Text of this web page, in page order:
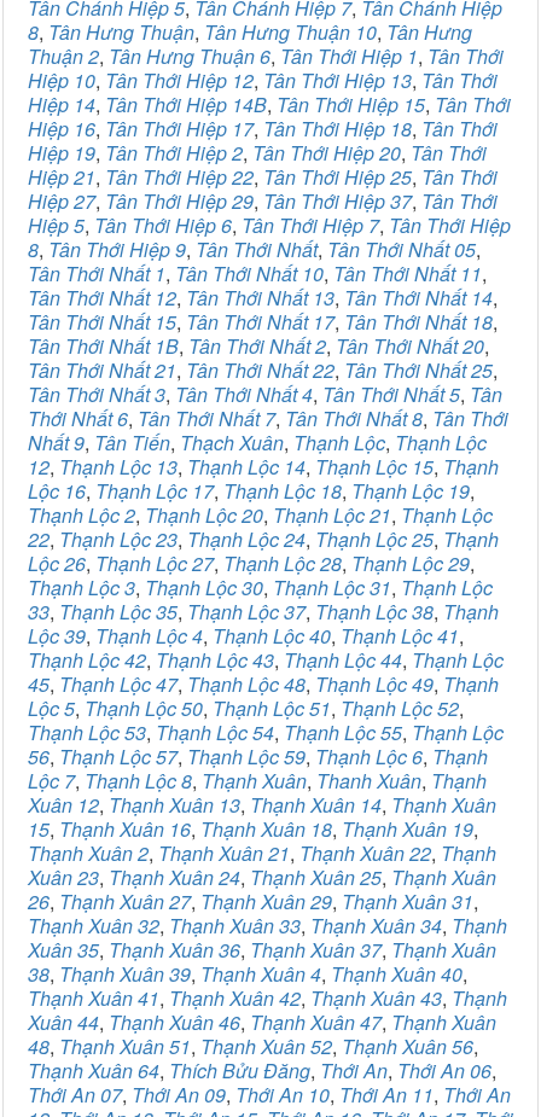
Tân Chánh Hiệp 5, Tân Chánh Hiệp 7, Tân Chánh Hiệp
8, Tân Hưng Thuận, Tân Hưng Thuận 10, Tân Hưng
Thuận 2, Tân Hưng Thuận 6, Tân Thới Hiệp 1, Tân Thới
Hiệp 10, Tân Thới Hiệp 12, Tân Thới Hiệp 13, Tân Thới
Hiệp 14, Tân Thới Hiệp 14B, Tân Thới Hiệp 15, Tân Thới
Hiệp 16, Tân Thới Hiệp 17, Tân Thới Hiệp 18, Tân Thới
Hiệp 19, Tân Thới Hiệp 2, Tân Thới Hiệp 20, Tân Thới
Hiệp 21, Tân Thới Hiệp 22, Tân Thới Hiệp 25, Tân Thới
Hiệp 27, Tân Thới Hiệp 29, Tân Thới Hiệp 37, Tân Thới
Hiệp 5, Tân Thới Hiệp 6, Tân Thới Hiệp 7, Tân Thới Hiệp
8, Tân Thới Hiệp 9, Tân Thới Nhất, Tân Thới Nhất 05,
Tân Thới Nhất 1, Tân Thới Nhất 10, Tân Thới Nhất 11,
Tân Thới Nhất 12, Tân Thới Nhất 13, Tân Thới Nhất 14,
Tân Thới Nhất 15, Tân Thới Nhất 17, Tân Thới Nhất 18,
Tân Thới Nhất 1B, Tân Thới Nhất 2, Tân Thới Nhất 20,
Tân Thới Nhất 21, Tân Thới Nhất 22, Tân Thới Nhất 25,
Tân Thới Nhất 3, Tân Thới Nhất 4, Tân Thới Nhất 5, Tân
Thới Nhất 6, Tân Thới Nhất 7, Tân Thới Nhất 8, Tân Thới
Nhất 9, Tân Tiến, Thạch Xuân, Thạnh Lộc, Thạnh Lộc
12, Thạnh Lộc 13, Thạnh Lộc 14, Thạnh Lộc 15, Thạnh
Lộc 16, Thạnh Lộc 17, Thạnh Lộc 18, Thạnh Lộc 19,
Thạnh Lộc 2, Thạnh Lộc 20, Thạnh Lộc 21, Thạnh Lộc
22, Thạnh Lộc 23, Thạnh Lộc 24, Thạnh Lộc 25, Thạnh
Lộc 26, Thạnh Lộc 27, Thạnh Lộc 28, Thạnh Lộc 29,
Thạnh Lộc 3, Thạnh Lộc 30, Thạnh Lộc 31, Thạnh Lộc
33, Thạnh Lộc 35, Thạnh Lộc 37, Thạnh Lộc 38, Thạnh
Lộc 39, Thạnh Lộc 4, Thạnh Lộc 40, Thạnh Lộc 41,
Thạnh Lộc 42, Thạnh Lộc 43, Thạnh Lộc 44, Thạnh Lộc
45, Thạnh Lộc 47, Thạnh Lộc 48, Thạnh Lộc 49, Thạnh
Lộc 5, Thạnh Lộc 50, Thạnh Lộc 51, Thạnh Lộc 52,
Thạnh Lộc 53, Thạnh Lộc 54, Thạnh Lộc 55, Thạnh Lộc
56, Thạnh Lộc 57, Thạnh Lộc 59, Thạnh Lộc 6, Thạnh
Lộc 7, Thạnh Lộc 8, Thạnh Xuân, Thanh Xuân, Thạnh
Xuân 12, Thạnh Xuân 13, Thạnh Xuân 14, Thạnh Xuân
15, Thạnh Xuân 16, Thạnh Xuân 18, Thạnh Xuân 19,
Thạnh Xuân 2, Thạnh Xuân 21, Thạnh Xuân 22, Thạnh
Xuân 23, Thạnh Xuân 24, Thạnh Xuân 25, Thạnh Xuân
26, Thạnh Xuân 27, Thạnh Xuân 29, Thạnh Xuân 31,
Thạnh Xuân 32, Thạnh Xuân 33, Thạnh Xuân 34, Thạnh
Xuân 35, Thạnh Xuân 36, Thạnh Xuân 37, Thạnh Xuân
38, Thạnh Xuân 39, Thạnh Xuân 4, Thạnh Xuân 40,
Thạnh Xuân 41, Thạnh Xuân 42, Thạnh Xuân 43, Thạnh
Xuân 44, Thạnh Xuân 46, Thạnh Xuân 47, Thạnh Xuân
48, Thạnh Xuân 51, Thạnh Xuân 52, Thạnh Xuân 56,
Thạnh Xuân 64, Thích Bửu Đăng, Thới An, Thới An 06,
Thới An 07, Thới An 09, Thới An 10, Thới An 11, Thới An